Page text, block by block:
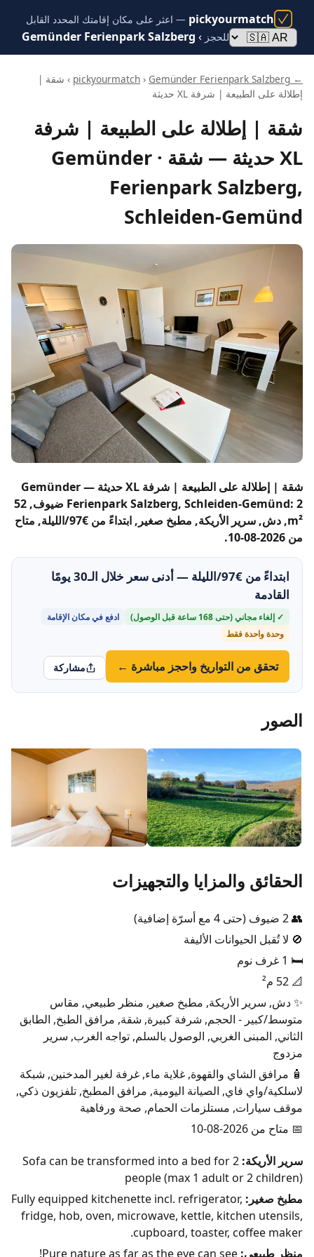
pickyourmatch — اعثر على مكان إقامتك المحدد القابل
للحجز ›
Gemünder Ferienpark Salzberg
← pickyourmatch
› Gemünder Ferienpark Salzberg
› شقة |
إطلالة على الطبيعة | شرفة XL حديثة
شقة | إطلالة على الطبيعة | شرفة
XL حديثة — شقة · Gemünder
Ferienpark Salzberg,
Schleiden-Gemünd
شقة | إطلالة على الطبيعة | شرفة XL حديثة — Gemünder
Ferienpark Salzberg, Schleiden-Gemünd: 2 ضيوف, 52
m², دش, سرير الأريكة, مطبخ صغير, ابتداءً من €97/الليلة, متاح
من 2026-08-10.
ابتداءً من €97/الليلة — أدنى سعر خلال الـ30 يومًا
القادمة
✓ إلغاء مجاني (حتى 168 ساعة قبل الوصول)
ادفع في مكان الإقامة
وحدة واحدة فقط
تحقق من التواريخ واحجز مباشرة ← مشاركة
الصور
الحقائق والمزايا والتجهيزات
👥 2 ضيوف (حتى 4 مع أسرّة إضافية)
🚫 لا تُقبل الحيوانات الأليفة
🛏️ 1 غرف نوم
📐 52 م²
✨ دش, سرير الأريكة, مطبخ صغير, منظر طبيعي, مقاس
متوسط/كبير - الحجم, شرفة كبيرة, شقة, مرافق الطبخ, الطابق
الثاني, المبنى الغربي, الوصول بالسلم, تواجه الغرب, سرير
مزدوج
🧴 مرافق الشاي والقهوة, غلاية ماء, غرفة لغير المدخنين, شبكة
لاسلكية/واي فاي, الصيانة اليومية, مرافق المطبخ, تلفزيون ذكي,
موقف سيارات, مستلزمات الحمام, صحة ورفاهية
📅 متاح من 2026-08-10
سرير الأريكة: Sofa can be transformed into a bed for 2
people (max 1 adult or 2 children)
مطبخ صغير: Fully equipped kitchenette incl. refrigerator,
fridge, hob, oven, microwave, kettle, kitchen utensils,
cupboard, toaster, coffee maker.
منظر طبيعي: